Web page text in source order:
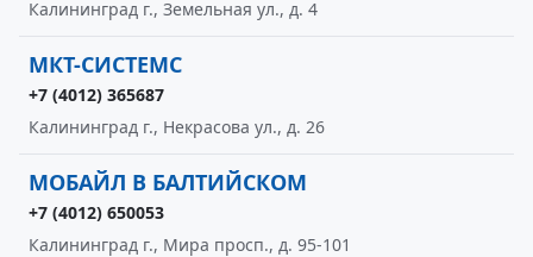
Калининград г., Земельная ул., д. 4
МКТ-СИСТЕМС
+7 (4012) 365687
Калининград г., Некрасова ул., д. 26
МОБАЙЛ В БАЛТИЙСКОМ
+7 (4012) 650053
Калининград г., Мира просп., д. 95-101